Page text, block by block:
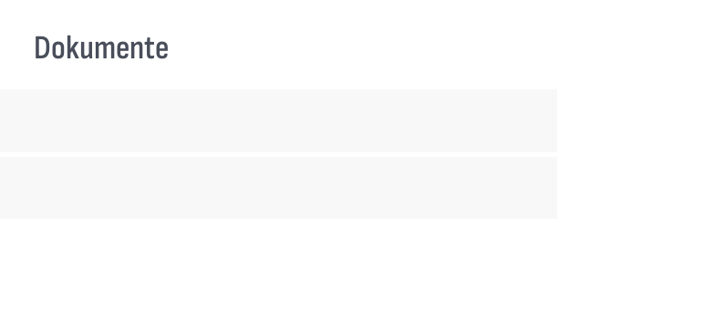
Dokumente